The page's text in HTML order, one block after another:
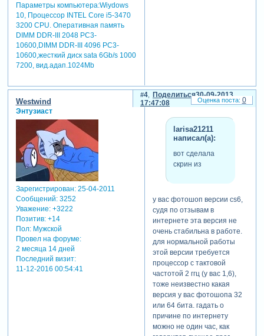
Параметры компьютера:Wiydows
10, Процессор INTEL Core i5-3470
3200 CРU. Оперативная память
DIMM DDR-III 2048 РC3-
10600,DIMM DDR-III 4096 РC3-
10600,жесткий диск sata 6Gb/s 1000
7200, вид.адап.1024Mb
Поделиться
4
30-09-2013
17:47:08
Westwind
Энтузиаст
Зарегистрирован: 25-04-2011
Сообщений:3252
Уважение: +3222
Позитив: +14
Пол:Мужской
Провел на форуме:
2 месяца 14 дней
Последний визит:
11-12-2016 00:54:41
larisa21211
написал(а):
вот сделала
скрин из
у вас фотошоп версии cs6,
судя по отзывам в
интернете эта версия не
очень стабильна в работе.
для нормальной работы
этой версии требуется
процессор с тактовой
частотой 2 ггц (у вас 1,6),
тоже неизвестно какая
версия у вас фотошопа 32
или 64 бита. гадать о
причине по интернету
можно не один час, как
0